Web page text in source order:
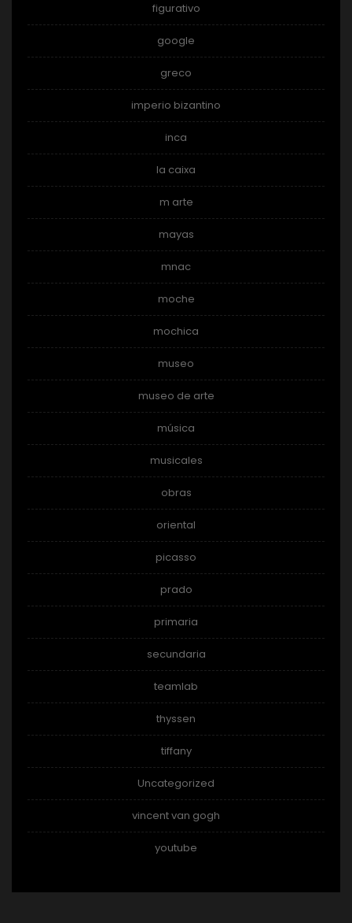
figurativo
google
greco
imperio bizantino
inca
la caixa
m arte
mayas
mnac
moche
mochica
museo
museo de arte
música
musicales
obras
oriental
picasso
prado
primaria
secundaria
teamlab
thyssen
tiffany
Uncategorized
vincent van gogh
youtube